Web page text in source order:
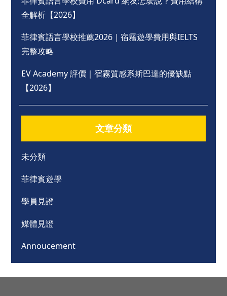
全解析【2026】
菲律賓語言學校推薦2026｜宿霧遊學費用與IELTS
完整攻略
EV Academy 評價｜宿霧質感系斯巴達的優缺點
【2026】
文章分類
未分類
菲律賓遊學
學員見證
媒體見證
Annoucement